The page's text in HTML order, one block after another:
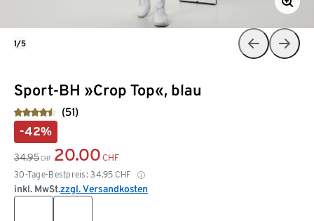
Sport-BH »Crop Top«, blau
(51)
-42%
34.95 CHF 20.00 CHF
30-Tage-Bestpreis: 34.95 CHF
inkl. MwSt.zzgl. Versandkosten
1/5